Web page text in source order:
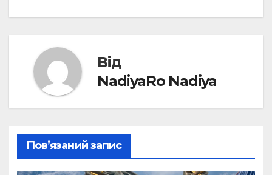
Від
NadiyaRo Nadiya
Пов’язаний запис